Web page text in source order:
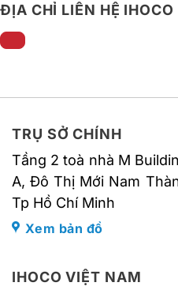
ĐỊA CHỈ LIÊN HỆ IHOCO
TRỤ SỞ CHÍNH
Tầng 2 toà nhà M
A, Đô Thị Mới Nam
Tp Hồ Chí Minh
Xem bản đồ
IHOCO VIỆT NAM